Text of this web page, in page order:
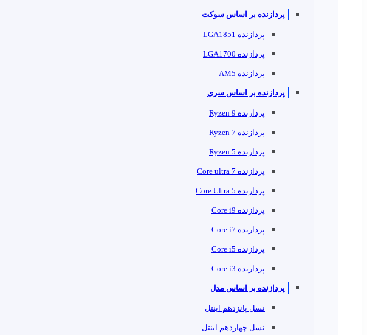
پردازنده بر اساس سوکت
پردازنده LGA1851
پردازنده LGA1700
پردازنده AM5
پردازنده بر اساس سری
پردازنده Ryzen 9
پردازنده Ryzen 7
پردازنده Ryzen 5
پردازنده Core ultra 7
پردازنده Core Ultra 5
پردازنده Core i9
پردازنده Core i7
پردازنده Core i5
پردازنده Core i3
پردازنده بر اساس مدل
نسل پانزدهم اینتل
نسل چهاردهم اینتل